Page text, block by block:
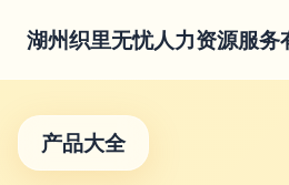
湖州织里无忧人力资源服务
产品大全